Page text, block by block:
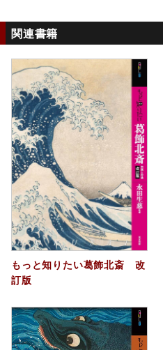
関連書籍
もっと知りたい葛飾北斎 改
訂版